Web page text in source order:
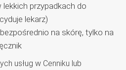
przypadkach do
lekarz)
na skórę, tylko na
usług w Cenniku lub